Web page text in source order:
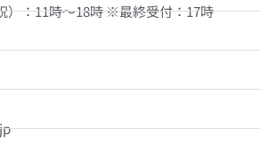
）：11時～18時 ※最終受付：17時